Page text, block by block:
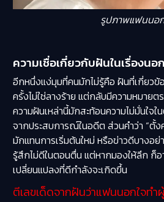
รูปภาพแฟนนอ
ความเชื่อเกี่ยวกับฝันในเรื่องนอ
อีกหนึ่งแง่มุมที่คนมักไม่รู้คือ ฝันที่เกี่ยวข้
ครั้งไม่ใช่ลางร้าย แต่กลับมีความหมาย
ความฝันเหล่านี้มักสะท้อนความไม่มั่นใจ
จากประสบการณ์ในอดีต ส่วนคำว่า “ตั้ง
มักแทนการเริ่มต้นใหม่ หรือข่าวดีบางอย่
รู้สึกไม่ดีในตอนตื่น แต่หากมองให้ลึก ก็
เปลี่ยนแปลงที่ดีกำลังจะเกิดขึ้น
ตีเลขเด็ดจากฝันว่าแฟนนอกใจท